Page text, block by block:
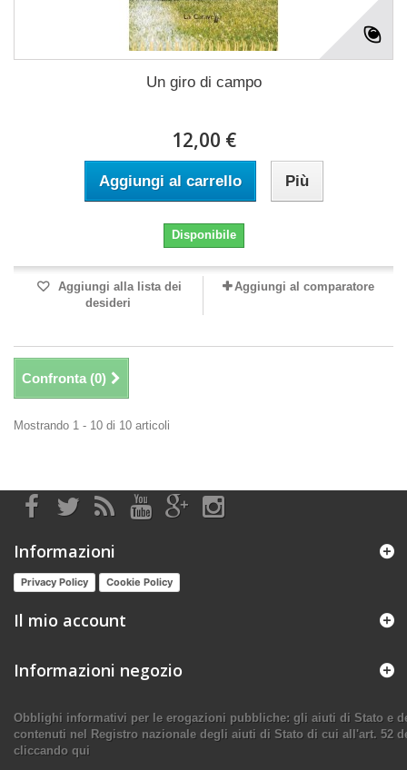
Un giro di campo
12,00 €
Aggiungi al carrello Più
Disponibile
Aggiungi alla lista dei
desideri
Aggiungi al comparatore
Confronta (0)
Mostrando 1 - 10 di 10 articoli
Informazioni
Privacy Policy Cookie Policy
Il mio account
Informazioni negozio
Obblighi informativi per le erogazioni pubbliche: gli aiuti di Stato e
contenuti nel Registro nazionale degli aiuti di Stato di cui all'art. 52
cliccando qui